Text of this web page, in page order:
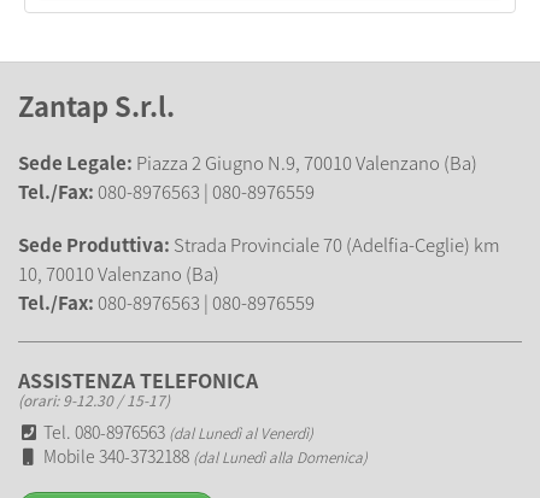
Zantap S.r.l.
Sede Legale: Piazza 2 Giugno N.9, 70010 Valenzano (Ba)
Tel./Fax:080-8976563 | 080-8976559
Sede Produttiva: Strada Provinciale 70 (Adelfia-Ceglie) km
10, 70010 Valenzano (Ba)
Tel./Fax:080-8976563 | 080-8976559
ASSISTENZA TELEFONICA
(orari: 9-12.30 / 15-17)
Tel. 080-8976563 (dal Lunedì al Venerdì)
Mobile 340-3732188 (dal Lunedì alla Domenica)